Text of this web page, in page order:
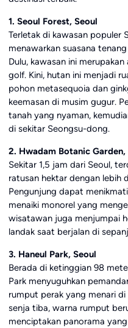
1. Seoul Forest, Seoul
Terletak di kawasan populer
menawarkan suasana
Dulu, kawasan ini
golf. Kini, hutan ini menjadi
pohon metasequoia dan
keemasan di musim gugur.
tanah yang nyaman,
di sekitar Seongsu-dong.
2. Hwadam Botanic
Sekitar 1,5 jam dari Seoul,
ratusan hektar dengan lebih
Pengunjung dapat
menaiki monorel yang
wisatawan juga menjumpai
landak saat berjalan di
3. Haneul Park, Seoul
Berada di ketinggian 98
Park menyuguhkan
rumput perak yang menari
senja tiba, warna rumput
menciptakan panorama